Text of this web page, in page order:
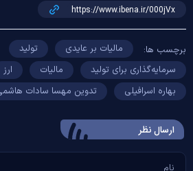
برچسب ها: مالیات بر عایدی
تولید
سرمایه‌گذاری برای تولید
مالیات ارز
بهاره اسرافیلی
تدوین مهسا سادات
ارسال‌ نظر